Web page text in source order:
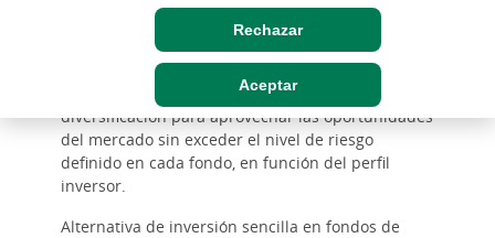
Rechazar
Aceptar
Gama de fondos con elevado grado de
diversificación para aprovechar las oportunidades
del mercado sin exceder el nivel de riesgo
definido en cada fondo, en función del perfil
inversor.
Alternativa de inversión sencilla en fondos de